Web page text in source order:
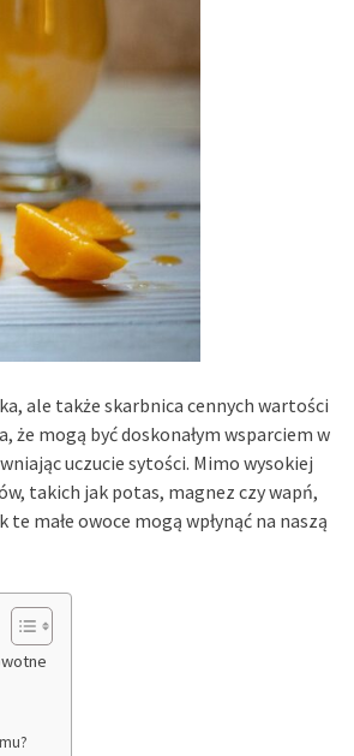
ale także skarbnica cennych wartości
że mogą być doskonałym wsparciem w
uczucie sytości. Mimo wysokiej
takich jak potas, magnez czy wapń,
małe owoce mogą wpłynąć na naszą